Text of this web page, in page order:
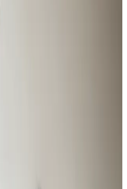
og kemikalier i
krav.